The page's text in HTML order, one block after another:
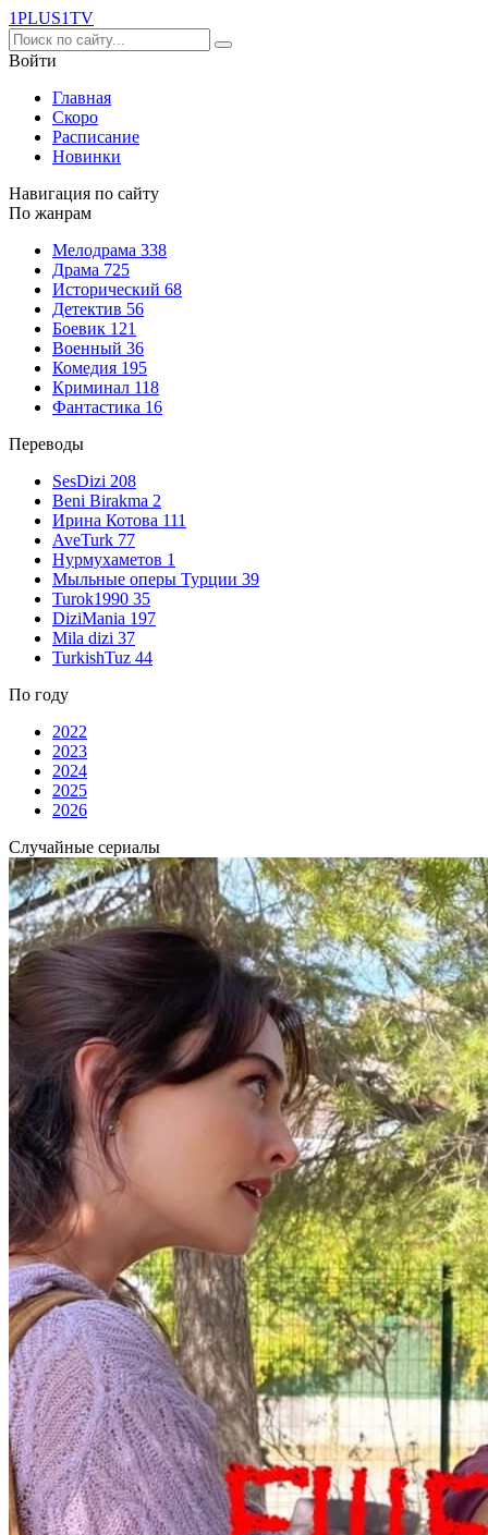
1PLUS1TV
Войти
Главная
Скоро
Расписание
Новинки
Навигация по сайту
По жанрам
Мелодрама 338
Драма 725
Исторический 68
Детектив 56
Боевик 121
Военный 36
Комедия 195
Криминал 118
Фантастика 16
Переводы
SesDizi 208
Beni Birakma 2
Ирина Котова 111
AveTurk 77
Нурмухаметов 1
Мыльные оперы Турции 39
Turok1990 35
DiziMania 197
Mila dizi 37
TurkishTuz 44
По году
2022
2023
2024
2025
2026
Случайные сериалы